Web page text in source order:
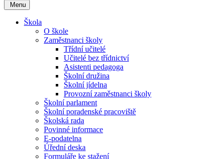
Menu
Škola
O škole
Zaměstnanci školy
Třídní učitelé
Učitelé bez třídnictví
Asistenti pedagoga
Školní družina
Školní jídelna
Provozní zaměstnanci školy
Školní parlament
Školní poradenské pracoviště
Školská rada
Povinné informace
E-podatelna
Úřední deska
Formuláře ke stažení